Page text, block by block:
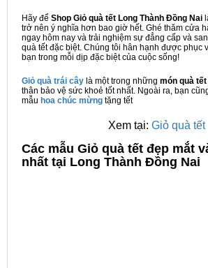
Hãy để Shop Giỏ quà tết Long Thành Đồng Nai
trở nên ý nghĩa hơn bao giờ hết. Ghé thăm cửa
ngay hôm nay và trải nghiệm sự đẳng cấp và
quà tết đặc biệt. Chúng tôi hân hạnh được phục
bạn trong mỗi dịp đặc biệt của cuộc sống!
Giỏ quà trái cây là một trong những món quà tết
thân bảo vệ sức khoẻ tốt nhất. Ngoài ra, bạn
mẫu hoa chúc mừng tặng tết
Xem tại: Giỏ quà tết
Các mẫu Giỏ quà tết đẹp mắt
nhất tại Long Thành Đồng Nai